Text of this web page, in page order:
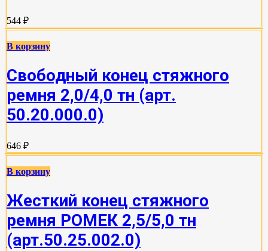
544 ₽
В корзину
Свободный конец стяжного
ремня 2,0/4,0 тн (арт.
50.20.000.0)
646 ₽
В корзину
Жесткий конец стяжного
ремня РОМЕК 2,5/5,0 тн
(арт.50.25.002.0)